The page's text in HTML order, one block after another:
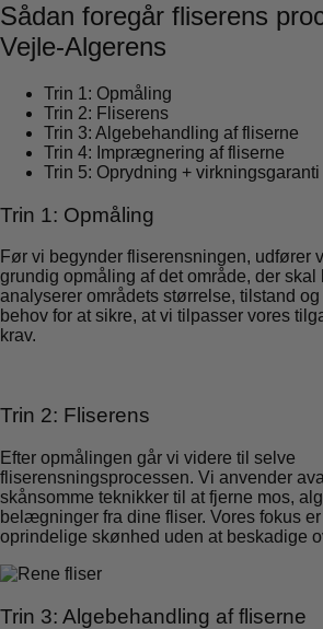
Sådan foregår fliserens
Vejle-Algerens
Trin 1: Opmåling
Trin 2: Fliserens
Trin 3: Algebehandling af fliserne
Trin 4: Imprægnering af fliserne
Trin 5: Oprydning + virkningsgaranti
Trin 1: Opmåling
Før vi begynder fliserensningen, udfører
grundig opmåling af det område, der skal
analyserer områdets størrelse, tilstand
behov for at sikre, at vi tilpasser vores
krav.
Trin 2: Fliserens
Efter opmålingen går vi videre til selve
fliserensningsprocessen. Vi anvender
skånsomme teknikker til at fjerne mos,
belægninger fra dine fliser. Vores fokus
oprindelige skønhed uden at beskadige
Trin 3: Algebehandling af fliserne